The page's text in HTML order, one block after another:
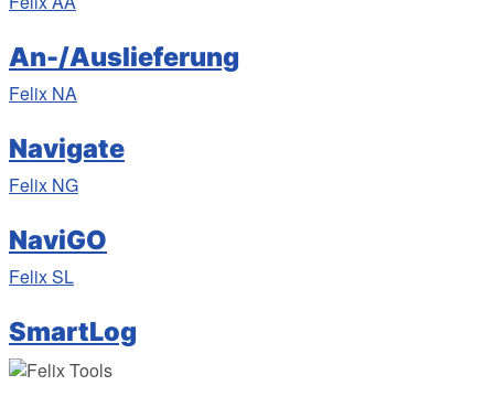
An-/Auslieferung
Felix NA
Navigate
Felix NG
NaviGO
FelixSL
SmartLog